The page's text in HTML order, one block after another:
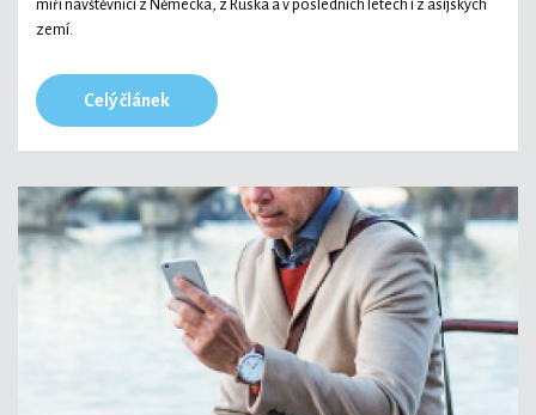
míří návštěvníci z Německa, z Ruska a v posledních letech i z asijských
zemí.
Celý článek